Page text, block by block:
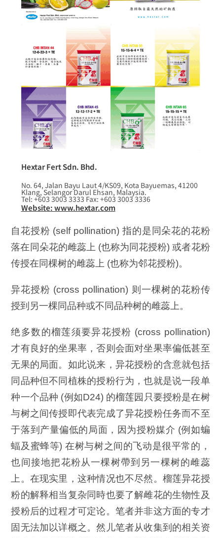
Hextar Fert Sdn. Bhd.
No. 64, Jalan Bayu Laut 4/KS09, Kota Bayuemas, 41200
Klang, Selangor Darul Ehsan, Malaysia.
Tel: +603 3003 3333 Fax: +603 3003 3336
Website: www.hextar.com
自花授粉 (self pollination) 指的是同朵花的花粉
落在同朵花的雌蕊上 (也称为同花授粉) 或者花粉
传授在同棵树的雌蕊上 (也称为邻花授粉)。
异花授粉 (cross pollination) 则一棵树的花粉传
授到另一棵同品种或不同品种树的雌蕊上。
绝多数的榴莲须要异花授粉 (cross pollination)
才有良好的坐果率，否则会面对坐果率偏低甚至
无果的局面。如此说来，异花授粉的含意就包括
同品种但不同植株的授粉行为，也就是说一段单
种一个品种 (例如D24) 的榴莲园只要授粉是在树
与树之间传授即代表完成了异花授粉任务而不至
于落到产量偏低的局面，因为授粉媒介 (例如蝙
蝠及蜜蜂等) 在树与树之间的飞动是很平常的，
也间接地把花粉从一棵树帶到另一棵树的雌蕊
上。在现实里，这种情况也不尽然。榴莲异花授
粉的解释相当复杂同時也要了解雌花的生物性及
授粉后的过程才可定论。笔者并非这方面的专才
固无法加以详概之。然儿笔者从收集到的相关资